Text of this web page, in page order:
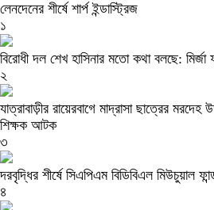
লেনদেনের শীর্ষে শার্প ইন্ডাস্ট্রিজ
১
বিরোধী দল শেখ হাসিনার মতো কথা বলছে:
২
যাত্রাবাড়ীর রায়েরবাগে মাদ্রাসা ছাত্রের
শিক্ষক আটক
৩
দরবৃদ্ধির শীর্ষে সিএপিএম বিডিবিএল মিউচুয়াল
৪